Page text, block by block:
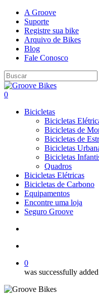
Skip
main
content
A Groove
Suporte
Registre sua bike
Arquivo de Bikes
Blog
Fale Conosco
Close
Search
Buscar..
account
0
Bicicletas
Bicicletas
Bicicletas de
Bicicletas de
Bicicletas
Bicicletas
Quadros
Bicicletas Elétricas
Bicicletas de Carbono
Equipamentos
Encontre uma loja
Seguro Groove
0
was successfully